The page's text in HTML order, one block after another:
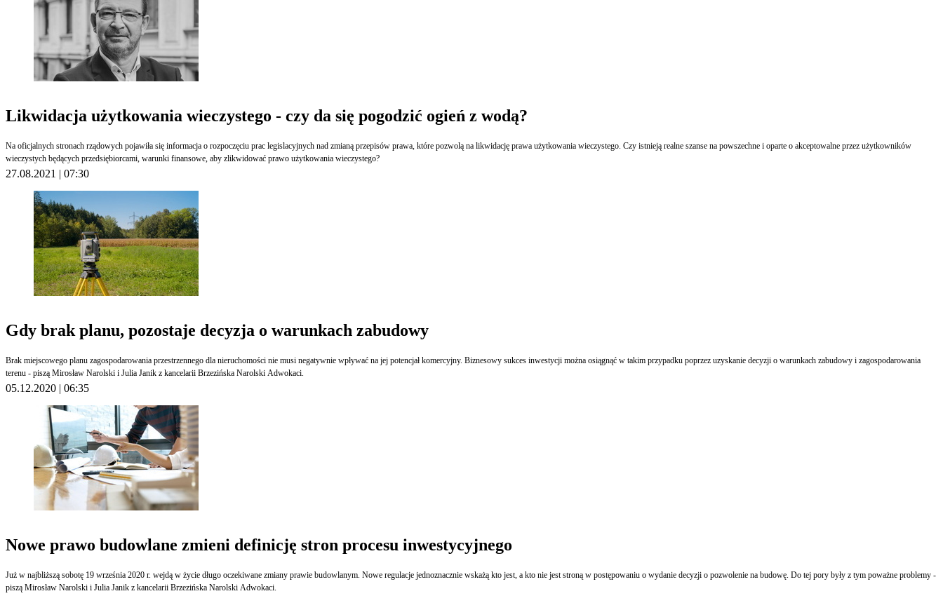
Likwidacja użytkowania wieczystego - czy da się pogodzić ogień z wodą?
Na oficjalnych stronach rządowych pojawiła się informacja o rozpoczęciu prac legislacyjnych nad zmianą przepisów prawa, które pozwolą na likwidację prawa użytkowania wieczystego. Czy istnieją realne szanse na powszechne i oparte o akceptowalne przez użytkowników
wieczystych będących przedsiębiorcami, warunki finansowe, aby zlikwidować prawo użytkowania wieczystego?
27.08.2021 | 07:30
Gdy brak planu, pozostaje decyzja o warunkach zabudowy
​Brak miejscowego planu zagospodarowania przestrzennego dla nieruchomości nie musi negatywnie wpływać na jej potencjał komercyjny. Biznesowy sukces inwestycji można osiągnąć w takim przypadku poprzez uzyskanie decyzji o warunkach zabudowy i zagospodarowania
terenu - piszą Mirosław Narolski i Julia Janik z kancelarii Brzezińska Narolski Adwokaci.
05.12.2020 | 06:35
Nowe prawo budowlane zmieni definicję stron procesu inwestycyjnego
Już w najbliższą sobotę 19 września 2020 r. wejdą w życie długo oczekiwane zmiany prawie budowlanym. Nowe regulacje jednoznacznie wskażą kto jest, a kto nie jest stroną w postępowaniu o wydanie decyzji o pozwolenie na budowę. Do tej pory były z tym poważne problemy -
piszą Mirosław Narolski i Julia Janik z kancelarii Brzezińska Narolski Adwokaci.